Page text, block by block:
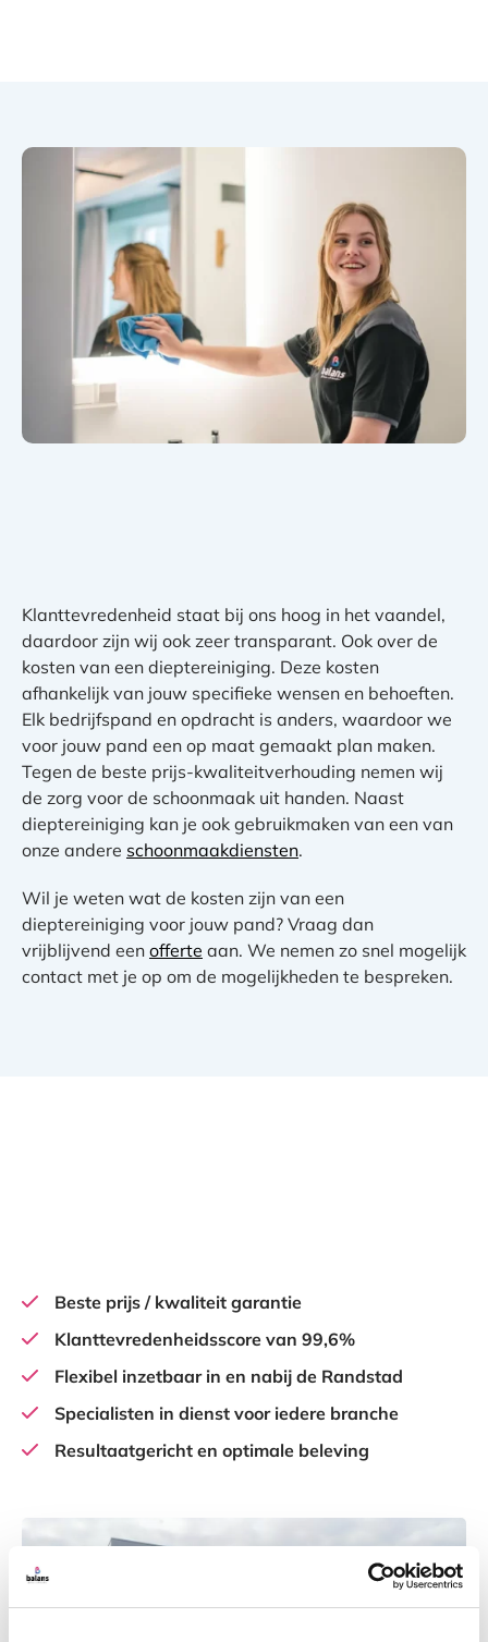
Klanttevredenheid staat bij ons hoog in het vaandel,
daardoor zijn wij ook zeer transparant. Ook over de
kosten van een dieptereiniging. Deze kosten
afhankelijk van jouw specifieke wensen en behoeften.
Elk bedrijfspand en opdracht is anders, waardoor we
voor jouw pand een op maat gemaakt plan maken.
Tegen de beste prijs-kwaliteitverhouding nemen wij
de zorg voor de schoonmaak uit handen. Naast
dieptereiniging kan je ook gebruikmaken van een van
onze andere schoonmaakdiensten.
Wil je weten wat de kosten zijn van een
dieptereiniging voor jouw pand? Vraag dan
vrijblijvend een offerte aan. We nemen zo snel mogelijk
contact met je op om de mogelijkheden te bespreken.
Beste prijs / kwaliteit garantie
Klanttevredenheidsscore van 99,6%
Flexibel inzetbaar in en nabij de Randstad
Specialisten in dienst voor iedere branche
Resultaatgericht en optimale beleving